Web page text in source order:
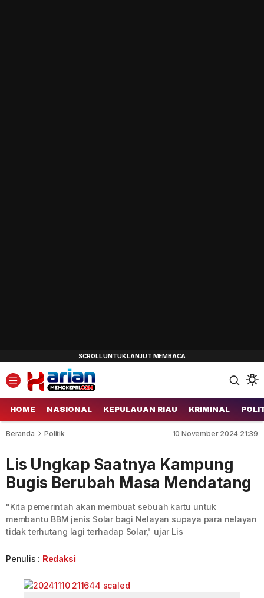
HOME NASIONAL KEPULAUAN RIAU KRIMINAL
Beranda Politik 10 November 2024 21:39
Lis Ungkap Saatnya Kampung
Bugis Berubah Masa Mendatang
"Kita pemerintah akan membuat sebuah kartu untuk
membantu BBM jenis Solar bagi Nelayan supaya para nelayan
tidak terhutang lagi terhadap Solar," ujar Lis
Penulis : Redaksi